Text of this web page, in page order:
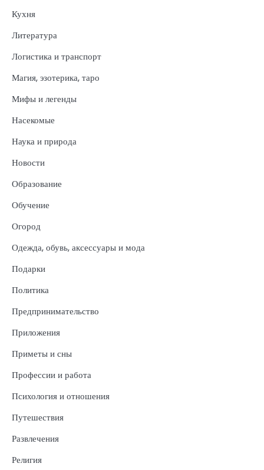
Кухня
Литература
Логистика и транспорт
Магия, эзотерика, таро
Мифы и легенды
Насекомые
Наука и природа
Новости
Образование
Обучение
Огород
Одежда, обувь, аксессуары и мода
Подарки
Политика
Предпринимательство
Приложения
Приметы и сны
Профессии и работа
Психология и отношения
Путешествия
Развлечения
Религия